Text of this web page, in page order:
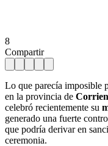
8
Compartir
Lo que parecía imposible
en la provincia de
celebró recientemente su
generado una fuerte
que podría derivar en
ceremonia.